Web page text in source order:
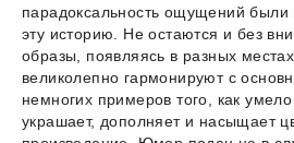
парадоксальность ощущений были
эту историю. Не остаются и без
образы, появляясь в разных местах
великолепно гармонируют с
немногих примеров того, как
украшает, дополняет и насыщает